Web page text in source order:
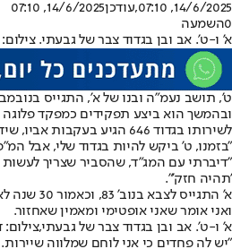
14/6/2025, 07:10
,עודכן14/6/2025, 07:10
0השמעה
א' ו-ט'. אב ובן בגדוד צבר של גבעתי.
ובהמשך הוא ביצע תפקידים כמפקד פלוגה
לשירותו בגדוד 646 הגיע בעקבות אביו, שידע כי בגדוד מחפשים קצינים. כיום הוא משמש כקמב"ץ יחידת הקשר והסיוע המנהלתי בגדוד, לאחר שירות של חודשיים בלבנון ובימים אלה הוא בשירות פעיל בעזה.
"בזמנו, ט' ביקש להיות בגדוד שלי, אבל
"דיברתי עם המג"ד, שהסביר שצריך לעשות
'תהיה חזק'".
א'
ואני אומר שאני אופטימי ומאמין שאחזור.
א' ו-ט'. אב ובן בגדוד צבר של גבעתי,צילום:
"יש לה פחדים כי אני לוחם שמלווה